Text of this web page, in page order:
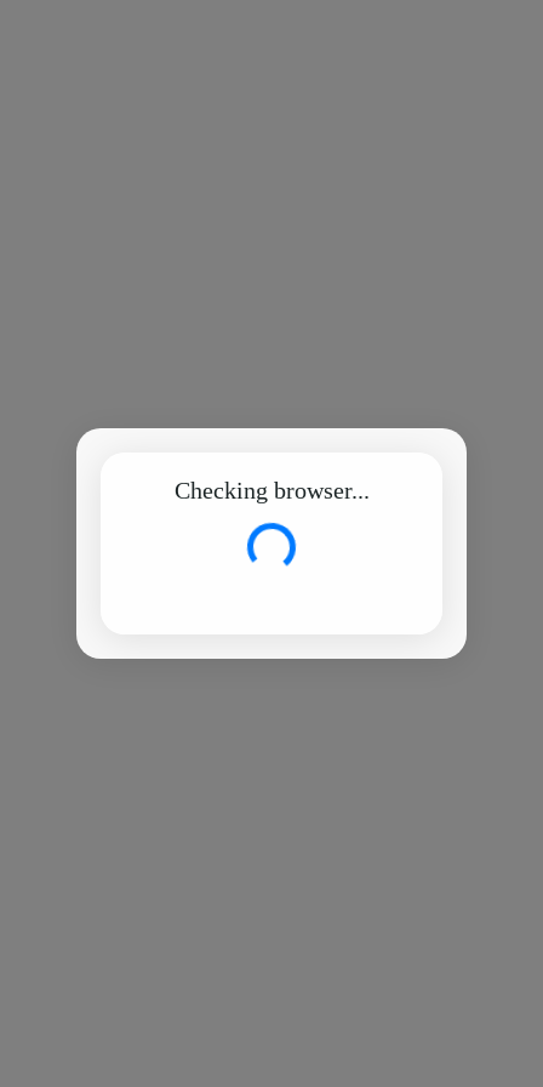
Checking browser...